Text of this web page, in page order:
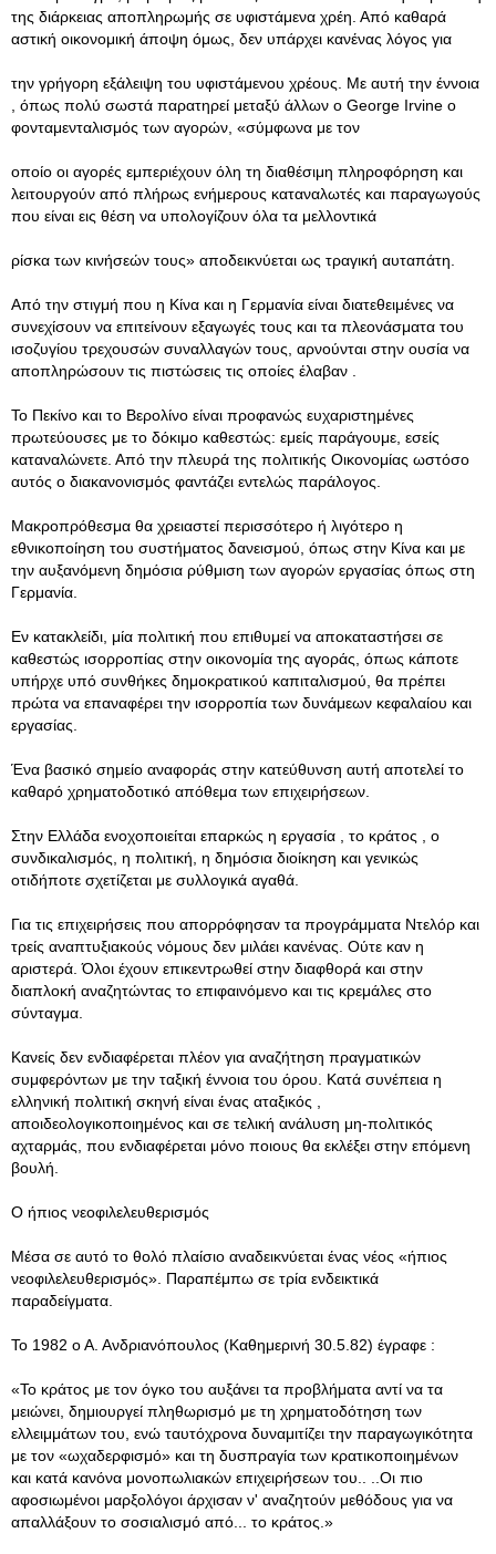
της διάρκειας αποπληρωμής σε υφιστάμενα χρέη. Από καθαρά
αστική οικονομική άποψη όμως, δεν υπάρχει κανένας λόγος για
την γρήγορη εξάλειψη του υφιστάμενου χρέους. Με αυτή την έννοια
, όπως πολύ σωστά παρατηρεί μεταξύ άλλων ο George Irvine ο
φονταμενταλισμός των αγορών, «σύμφωνα με τον
οποίο οι αγορές εμπεριέχουν όλη τη διαθέσιμη πληροφόρηση και
λειτουργούν από πλήρως ενήμερους καταναλωτές και παραγωγούς
που είναι εις θέση να υπολογίζουν όλα τα μελλοντικά
ρίσκα των κινήσεών τους» αποδεικνύεται ως τραγική αυταπάτη.
Από την στιγμή που η Κίνα και η Γερμανία είναι διατεθειμένες να
συνεχίσουν να επιτείνουν εξαγωγές τους και τα πλεονάσματα του
ισοζυγίου τρεχουσών συναλλαγών τους, αρνούνται στην ουσία να
αποπληρώσουν τις πιστώσεις τις οποίες έλαβαν .
Το Πεκίνο και το Βερολίνο είναι προφανώς ευχαριστημένες
πρωτεύουσες με το δόκιμο καθεστώς: εμείς παράγουμε, εσείς
καταναλώνετε. Από την πλευρά της πολιτικής Οικονομίας ωστόσο
αυτός ο διακανονισμός φαντάζει εντελώς παράλογος.
Μακροπρόθεσμα θα χρειαστεί περισσότερο ή λιγότερο η
εθνικοποίηση του συστήματος δανεισμού, όπως στην Κίνα και με
την αυξανόμενη δημόσια ρύθμιση των αγορών εργασίας όπως στη
Γερμανία.
Εν κατακλείδι, μία πολιτική που επιθυμεί να αποκαταστήσει σε
καθεστώς ισορροπίας στην οικονομία της αγοράς, όπως κάποτε
υπήρχε υπό συνθήκες δημοκρατικού καπιταλισμού, θα πρέπει
πρώτα να επαναφέρει την ισορροπία των δυνάμεων κεφαλαίου και
εργασίας.
Ένα βασικό σημείο αναφοράς στην κατεύθυνση αυτή αποτελεί το
καθαρό χρηματοδοτικό απόθεμα των επιχειρήσεων.
Στην Ελλάδα ενοχοποιείται επαρκώς η εργασία , το κράτος , ο
συνδικαλισμός, η πολιτική, η δημόσια διοίκηση και γενικώς
οτιδήποτε σχετίζεται με συλλογικά αγαθά.
Για τις επιχειρήσεις που απορρόφησαν τα προγράμματα Ντελόρ και
τρείς αναπτυξιακούς νόμους δεν μιλάει κανένας. Ούτε καν η
αριστερά. Όλοι έχουν επικεντρωθεί στην διαφθορά και στην
διαπλοκή αναζητώντας το επιφαινόμενο και τις κρεμάλες στο
σύνταγμα.
Κανείς δεν ενδιαφέρεται πλέον για αναζήτηση πραγματικών
συμφερόντων με την ταξική έννοια του όρου. Κατά συνέπεια η
ελληνική πολιτική σκηνή είναι ένας αταξικός ,
αποιδεολογικοποιημένος και σε τελική ανάλυση μη-πολιτικός
αχταρμάς, που ενδιαφέρεται μόνο ποιους θα εκλέξει στην επόμενη
βουλή.
O ήπιος νεοφιλελευθερισμός
Μέσα σε αυτό το θολό πλαίσιο αναδεικνύεται ένας νέος «ήπιος
νεοφιλελευθερισμός». Παραπέμπω σε τρία ενδεικτικά
παραδείγματα.
Το 1982 ο Α. Ανδριανόπουλος (Καθημερινή 30.5.82) έγραφε :
«To κράτος με τον όγκο του αυξάνει τα προβλήματα αντί να τα
μειώνει, δημιουργεί πληθωρισμό με τη χρηματοδότηση των
ελλειμμάτων του, ενώ ταυτόχρονα δυναμιτίζει την παραγωγικότητα
με τον «ωχαδερφισμό» και τη δυσπραγία των κρατικοποιημένων
και κατά κανόνα μονοπωλιακών επιχειρήσεων του.. ..Οι πιο
αφοσιωμένοι μαρξολόγοι άρχισαν ν' αναζητούν μεθόδους για να
απαλλάξουν το σοσιαλισμό από... το κράτος.»